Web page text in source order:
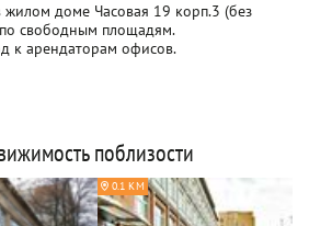
жилом доме Часовая 19 корп.3 (без
свободным площадям.
к арендаторам офисов.
поблизости
0.1 КМ